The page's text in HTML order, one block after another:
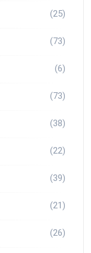
(25)
(73)
(6)
(73)
(38)
(22)
(39)
(21)
(26)